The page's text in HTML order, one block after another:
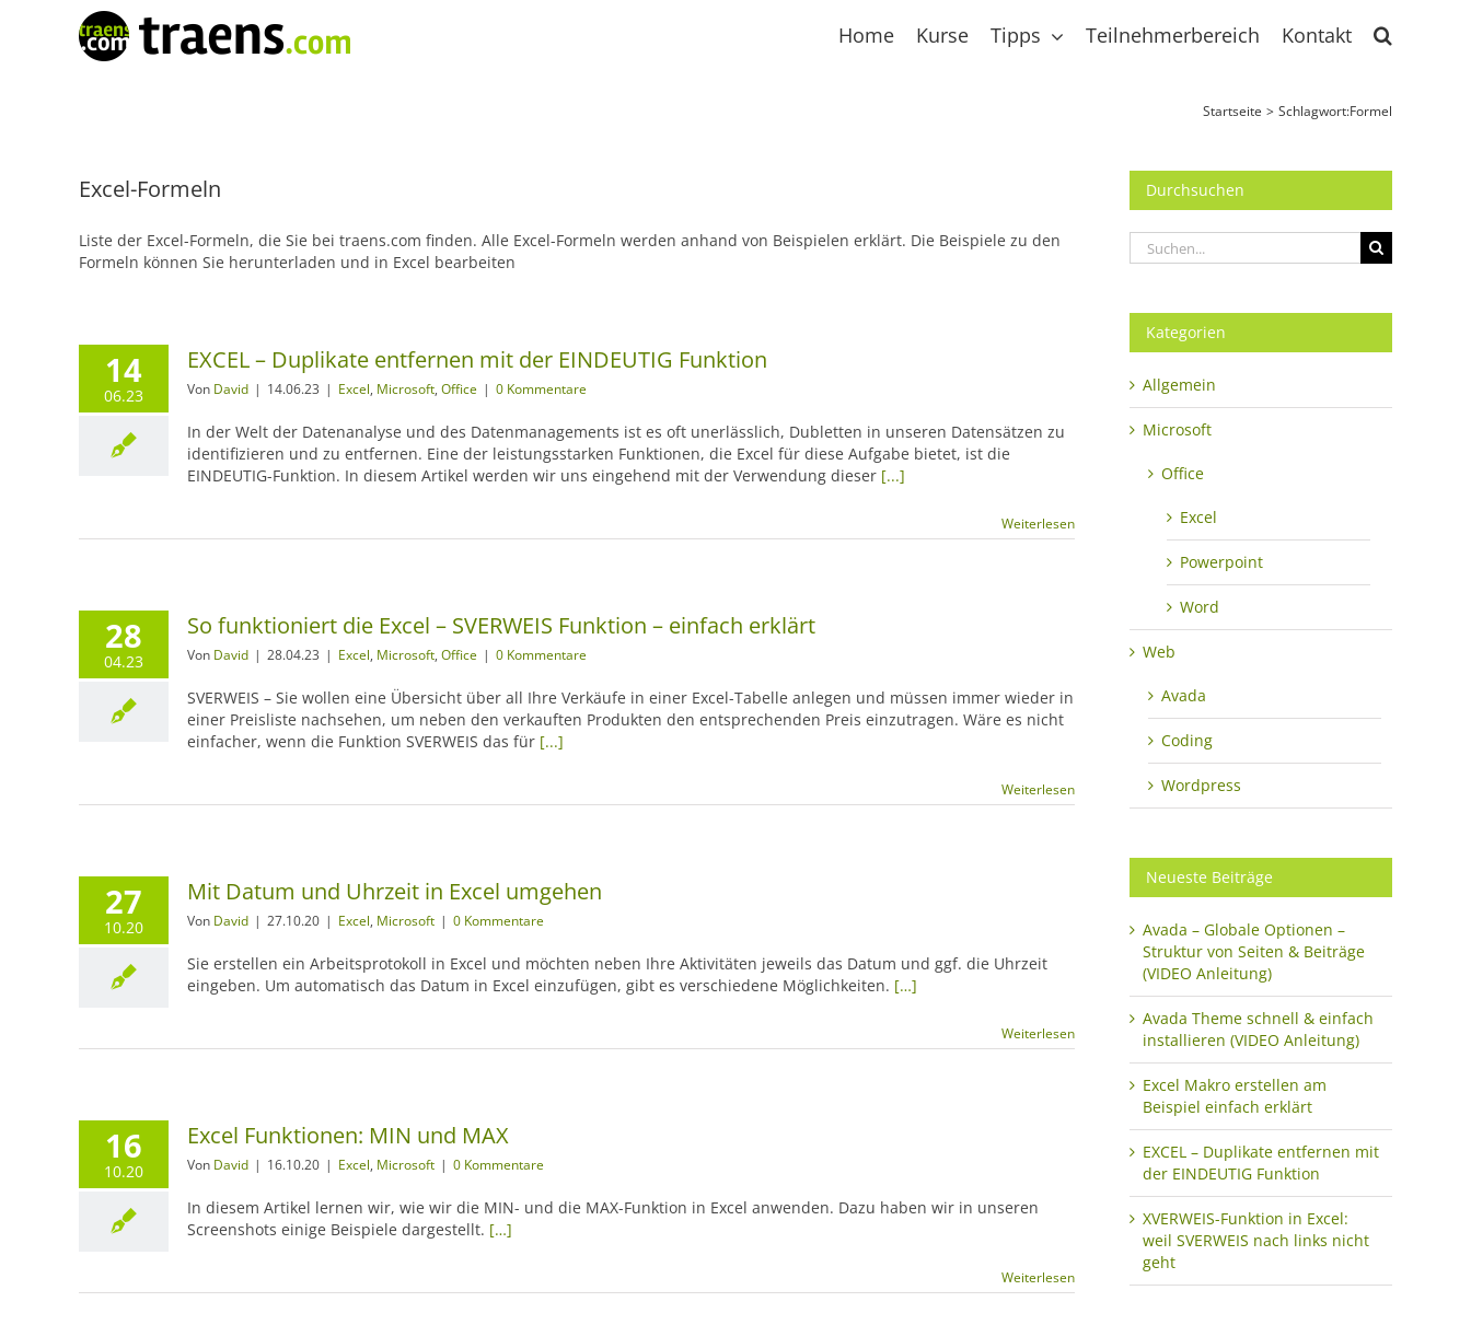
Home Kurse Tipps Teilnehmerbereich Kontakt
Startseite Schlagwort:Formel
Excel-Formeln
Liste der Excel-Formeln, die Sie bei traens.com finden. Alle Excel-Formeln werden anhand von Beispielen erklärt. Die Beispiele zu den
Formeln können Sie herunterladen und in Excel bearbeiten
14
06.23
EXCEL – Duplikate entfernen mit der EINDEUTIG Funktion
Von David | 14.06.23 | Excel, Microsoft, Office | 0 Kommentare
In der Welt der Datenanalyse und des Datenmanagements ist es oft unerlässlich, Dubletten in unseren Datensätzen zu
identifizieren und zu entfernen. Eine der leistungsstarken Funktionen, die Excel für diese Aufgabe bietet, ist die
EINDEUTIG-Funktion. In diesem Artikel werden wir uns eingehend mit der Verwendung dieser [...]
Weiterlesen
28
04.23
So funktioniert die Excel – SVERWEIS Funktion – einfach erklärt
Von David | 28.04.23 | Excel, Microsoft, Office | 0 Kommentare
SVERWEIS – Sie wollen eine Übersicht über all Ihre Verkäufe in einer Excel-Tabelle anlegen und müssen immer wieder in
einer Preisliste nachsehen, um neben den verkauften Produkten den entsprechenden Preis einzutragen. Wäre es nicht
einfacher, wenn die Funktion SVERWEIS das für [...]
Weiterlesen
27
10.20
Mit Datum und Uhrzeit in Excel umgehen
Von David | 27.10.20 | Excel, Microsoft | 0 Kommentare
Sie erstellen ein Arbeitsprotokoll in Excel und möchten neben Ihre Aktivitäten jeweils das Datum und ggf. die Uhrzeit
eingeben. Um automatisch das Datum in Excel einzufügen, gibt es verschiedene Möglichkeiten. […]
Weiterlesen
16
10.20
Excel Funktionen: MIN und MAX
Von David | 16.10.20 | Excel, Microsoft | 0 Kommentare
In diesem Artikel lernen wir, wie wir die MIN- und die MAX-Funktion in Excel anwenden. Dazu haben wir in unseren
Screenshots einige Beispiele dargestellt. […]
Weiterlesen
Durchsuchen
Suche
nach:
Kategorien
Allgemein
Microsoft
Office
Excel
Powerpoint
Word
Web
Avada
Coding
Wordpress
Neueste Beiträge
Avada – Globale Optionen –
Struktur von Seiten & Beiträge
(VIDEO Anleitung)
Avada Theme schnell & einfach
installieren (VIDEO Anleitung)
Excel Makro erstellen am
Beispiel einfach erklärt
EXCEL – Duplikate entfernen mit
der EINDEUTIG Funktion
XVERWEIS-Funktion in Excel:
weil SVERWEIS nach links nicht
geht